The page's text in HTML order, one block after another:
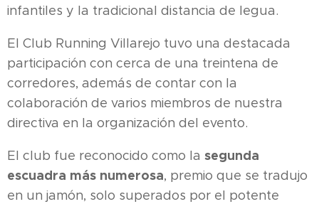
infantiles y la tradicional distancia de legua.
El Club Running Villarejo tuvo una destacada
participación con cerca de una treintena de
corredores, además de contar con la
colaboración de varios miembros de nuestra
directiva en la organización del evento.
El club fue reconocido como la segunda
escuadra más numerosa, premio que se tradujo
en un jamón, solo superados por el potente